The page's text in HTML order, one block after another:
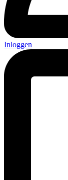
Inloggen